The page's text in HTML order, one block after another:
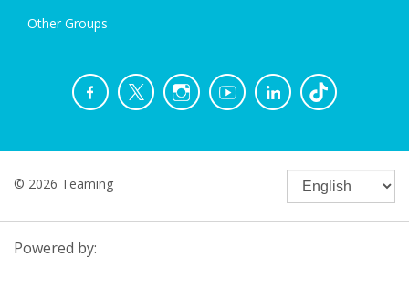
Other Groups
© 2026 Teaming
Powered by: